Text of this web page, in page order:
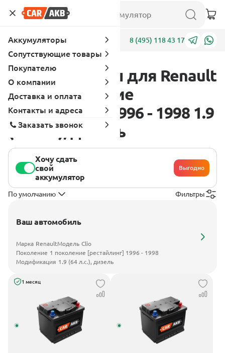
Адреса 8 (495) 118 43 17
Аккумуляторы для Renault
Clio 1 поколение
[рестайлинг] 1996 - 1998 1.9
(64 л.с.), дизель
Хочу сдать
свой
аккумулятор
Выгодно
По умолчанию Фильтры
Ваш автомобиль
Марка RenaultМодель Clio
Поколение 1 поколение [рестайлинг] 1996 - 1998
Модификация 1.9 (64 л.с.), дизель
1 месяц
Аккумуляторы
Сопутствующие товары
Покупателю
О компании
Доставка и оплата
Контакты и адреса
Заказать звонок